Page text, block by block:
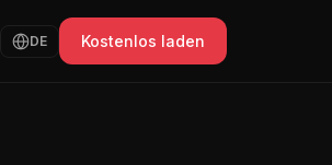
DE Kostenlos laden